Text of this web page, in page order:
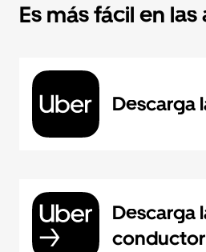
Es más fácil en
Descarga
Descarga
conductor